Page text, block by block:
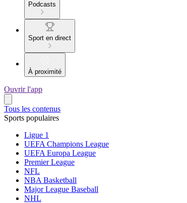
Podcasts
Sport en direct
À proximité
Ouvrir l'app
Tous les contenus
Sports populaires
Ligue 1
UEFA Champions League
UEFA Europa League
Premier League
NFL
NBA Basketball
Major League Baseball
NHL